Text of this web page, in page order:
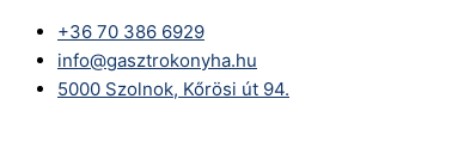
content
+36 70 386 6929
info@gasztrokonyha.hu
5000 Szolnok, Kőrösi út 94.
search
Elektromos
Csontfűrész